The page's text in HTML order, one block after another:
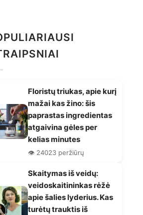
Floristų triukas, apie kurį
mažai kas žino: šis
paprastas ingredientas
atgaivina gėles per
kelias minutes
👁️ 24023 peržiūrų
Skaitymas iš veidų:
veidoskaitininkas rėžė
apie šalies lyderius. Kas
turėtų trauktis iš